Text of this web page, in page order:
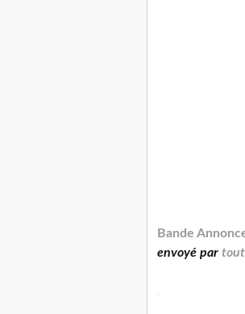
Bande
envoyé par
.